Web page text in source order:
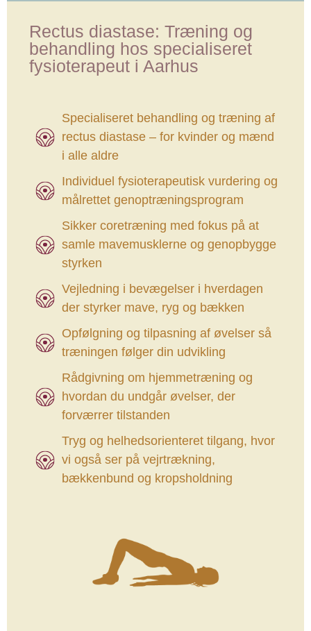
Rectus diastase: Træning og
behandling hos specialiseret
fysioterapeut i Aarhus
Specialiseret behandling og træning af
rectus diastase – for kvinder og mænd
i alle aldre
Individuel fysioterapeutisk vurdering og
målrettet genoptræningsprogram
Sikker coretræning med fokus på at
samle mavemusklerne og genopbygge
styrken
Vejledning i bevægelser i hverdagen
der styrker mave, ryg og bækken
Opfølgning og tilpasning af øvelser så
træningen følger din udvikling
Rådgivning om hjemmetræning og
hvordan du undgår øvelser, der
forværrer tilstanden
Tryg og helhedsorienteret tilgang, hvor
vi også ser på vejrtrækning,
bækkenbund og kropsholdning